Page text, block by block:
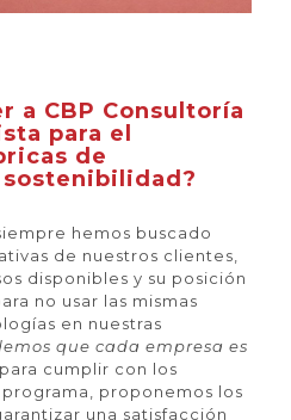
a CBP Consultoría
para el
de
hemos buscado
de nuestros clientes,
disponibles y su posición
no usar las mismas
en nuestras
que cada empresa es
cumplir con los
proponemos los
una satisfacción